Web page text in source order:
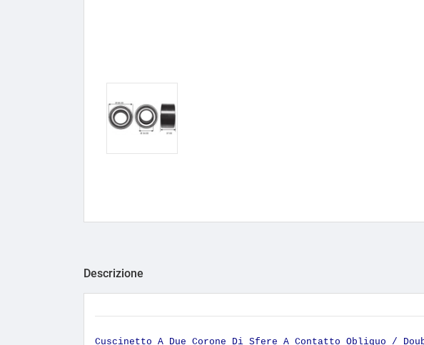
Descrizione
Cuscinetto A Due Corone Di Sfere A Contatto Obliquo /